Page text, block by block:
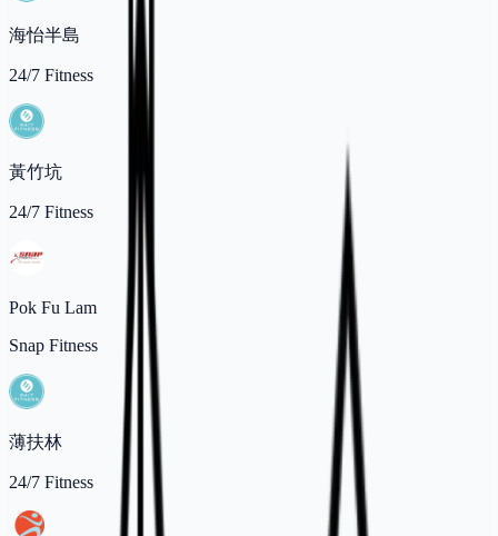
海怡半島
24/7 Fitness
黃竹坑
24/7 Fitness
Pok Fu Lam
Snap Fitness
薄扶林
24/7 Fitness